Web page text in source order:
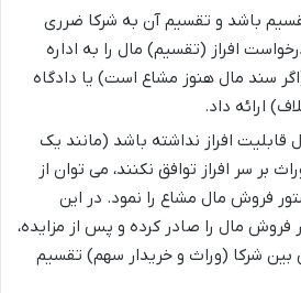
باشد و تقسیم آن به شرکا ضرری
افراز (تقسیم) مال را به اداره
سند مال هنوز مشاع است) یا دادگاه
ارائه داد.
قابلیت افراز نداشته باشد (مانند یک
بر سر افراز توافق نکنند، می توان از
فروش مال مشاع را نمود. در این
فروش مال را صادر کرده و پس از مزایده،
شرکا (وراث و خریدار سهم) تقسیم